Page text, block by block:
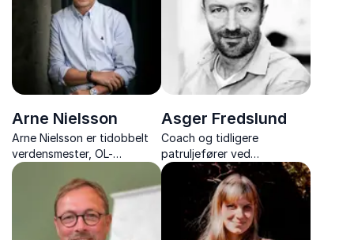
Arne Nielsson
Arne Nielsson er tidobbelt
verdensmester, OL-
sølvvinder og en af
Danmarks mest
efterspurgte
foredragsholdere om
motivation og succes.
Asger Fredslund
Coach og tidligere
patruljefører ved
Slædepatruljen Sirius, Asger
Fredslund, leverer
inspirerende foredrag om
ledelse, samarbejde og
motivation